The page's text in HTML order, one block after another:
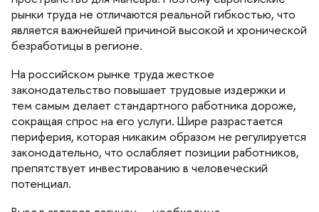
рынки труда не отличаются реальной гибкостью, что
является важнейшей причиной высокой и хронической
езработицы в регионе.
На российском рынке труда жесткое
законодательство повышает трудовые издержки и
тем самым делает стандартного работника дороже,
сокращая спрос на его услуги. Шире разрастается
периферия, которая никаким образом не регулируется
законодательно, что ослабляет позиции работников,
препятствует инвестированию в человеческий
потенциал.